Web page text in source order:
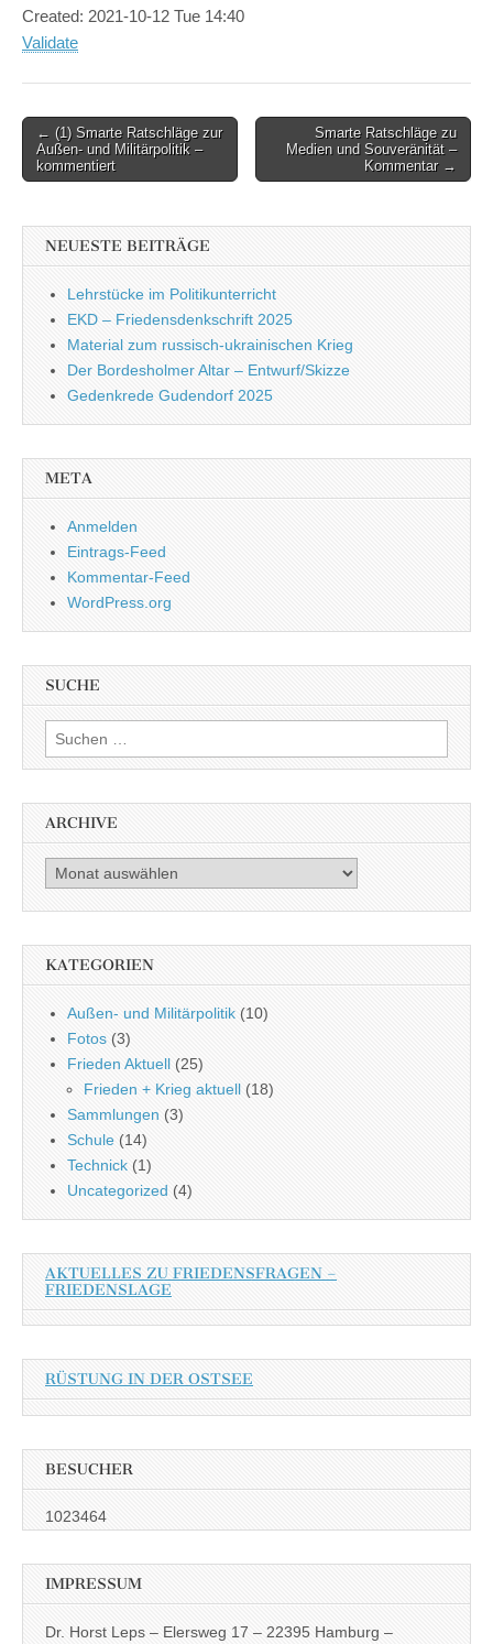
Created: 2021-10-12 Tue 14:40
Validate
Post navigation
← (1) Smarte Ratschläge zur
Außen- und Militärpolitik –
kommentiert
Smarte Ratschläge zu
Medien und Souveränität –
Kommentar →
NEUESTE BEITRÄGE
Lehrstücke im Politikunterricht
EKD – Friedensdenkschrift 2025
Material zum russisch-ukrainischen Krieg
Der Bordesholmer Altar – Entwurf/Skizze
Gedenkrede Gudendorf 2025
META
Anmelden
Eintrags-Feed
Kommentar-Feed
WordPress.org
SUCHE
Suchen nach:
ARCHIVE
Archive
KATEGORIEN
Außen- und Militärpolitik (10)
Fotos (3)
Frieden Aktuell (25)
Frieden + Krieg aktuell (18)
Sammlungen (3)
Schule (14)
Technick (1)
Uncategorized (4)
AKTUELLES ZU FRIEDENSFRAGEN –
FRIEDENSLAGE
RÜSTUNG IN DER OSTSEE
BESUCHER
1023464
IMPRESSUM
Dr. Horst Leps – Elersweg 17 – 22395 Hamburg –